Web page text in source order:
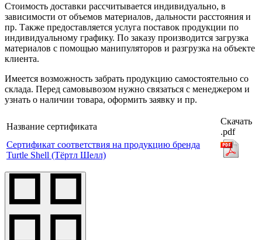
Стоимость доставки рассчитывается индивидуально, в
зависимости от объемов материалов, дальности расстояния и
пр. Также предоставляется услуга поставок продукции по
индивидуальному графику. По заказу производится загрузка
материалов с помощью манипуляторов и разгрузка на объекте
клиента.
Имеется возможность забрать продукцию самостоятельно со
склада. Перед самовывозом нужно связаться с менеджером и
узнать о наличии товара, оформить заявку и пр.
Название сертификата
Скачать
.pdf
Сертификат соответствия на продукцию бренда
Turtle Shell (Тёртл Шелл)